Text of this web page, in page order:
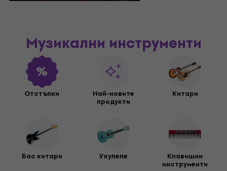
Музикални инструменти
Отстъпки Най-новите
продукти
Китари
Бас китари Укулеле Клавишни
инструменти